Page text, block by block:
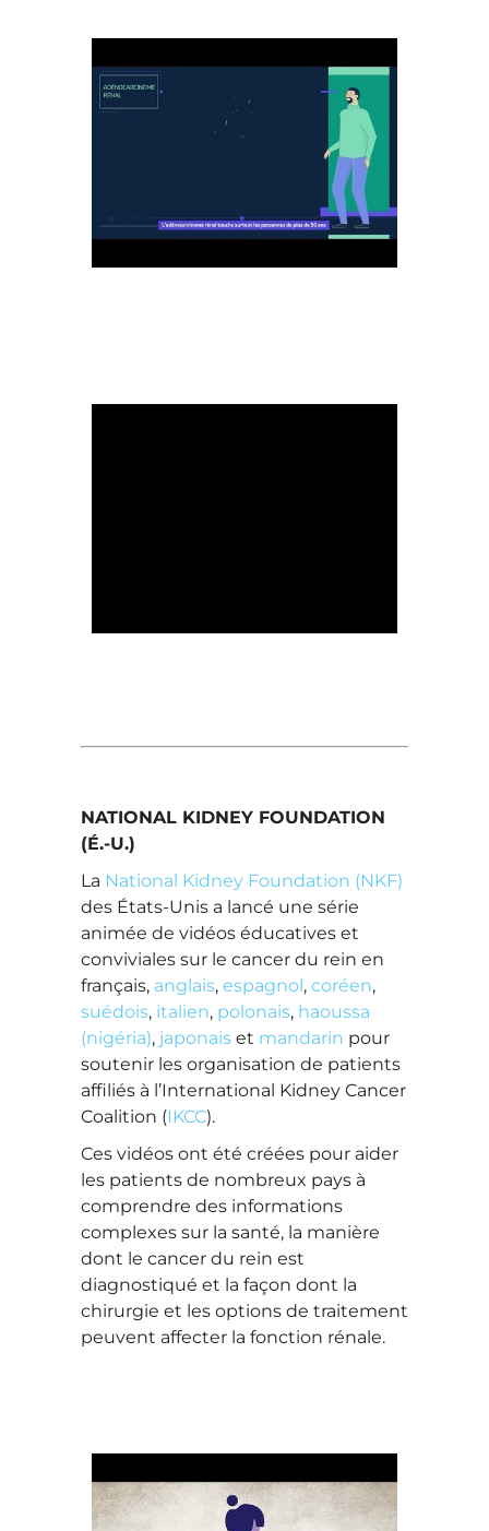
NATIONAL KIDNEY FOUNDATION
(É.-U.)
La National Kidney Foundation (NKF)
des États-Unis a lancé une série
animée de vidéos éducatives et
conviviales sur le cancer du rein en
français, anglais, espagnol, coréen,
suédois, italien, polonais, haoussa
(nigéria), japonais et mandarin pour
soutenir les organisation de patients
affiliés à l’International Kidney Cancer
Coalition (IKCC).
Ces vidéos ont été créées pour aider
les patients de nombreux pays à
comprendre des informations
complexes sur la santé, la manière
dont le cancer du rein est
diagnostiqué et la façon dont la
chirurgie et les options de traitement
peuvent affecter la fonction rénale.